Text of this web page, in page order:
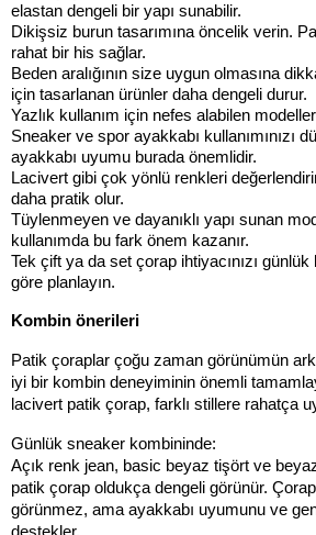
elastan dengeli bir yapı sunabilir.
Dikişsiz burun tasarımına öncelik verin.
rahat bir his sağlar.
Beden aralığının size uygun olmasına
için tasarlanan ürünler daha dengeli durur.
Yazlık kullanım için nefes alabilen
Sneaker ve spor ayakkabı kullanımınızı
ayakkabı uyumu burada önemlidir.
Lacivert gibi çok yönlü renkleri
daha pratik olur.
Tüylenmeyen ve dayanıklı yapı sunan
kullanımda bu fark önem kazanır.
Tek çift ya da set çorap ihtiyacınızı günlük
göre planlayın.
Kombin önerileri
Patik çoraplar çoğu zaman görünümün
iyi bir kombin deneyiminin önemli
lacivert patik çorap, farklı stillere rahatça
Günlük sneaker kombininde:
Açık renk jean, basic beyaz tişört ve
patik çorap oldukça dengeli görünür. Çorap
görünmez, ama ayakkabı uyumunu ve
destekler.